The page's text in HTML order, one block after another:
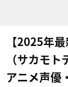
【2025年
（サカモト
アニメ声優